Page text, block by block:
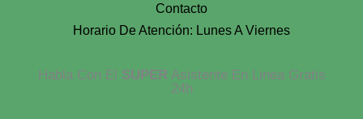
Contacto
Horario De Atención: Lunes A Viernes
Habla Con El SUPERAsistente En Linea Gratis
24h